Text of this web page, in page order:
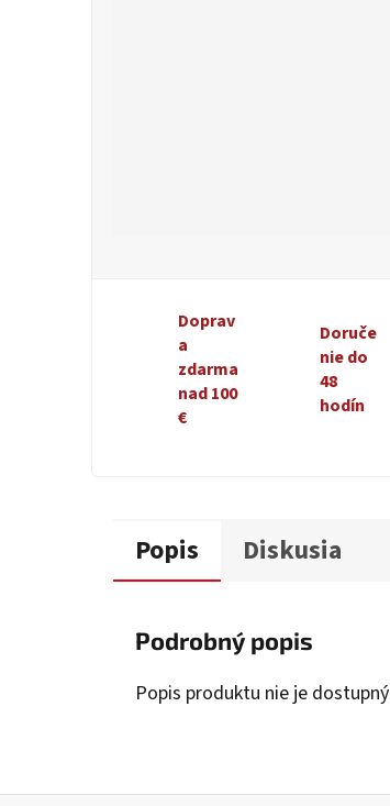
Doprav
a
zdarma
nad 100
€
Doruče
nie do
48
hodín
Popis Diskusia
Podrobný popis
Popis produktu nie je dostupný